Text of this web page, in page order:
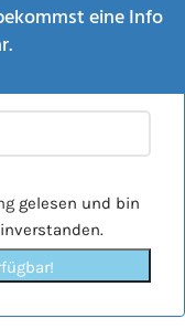
eine Info
gelesen und bin